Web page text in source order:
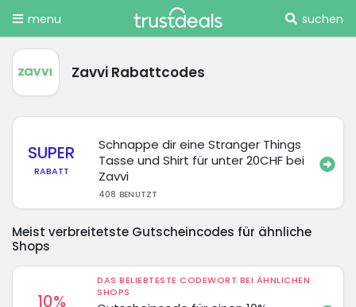
menu suchen
Zavvi Rabattcodes
SUPER
RABATT
Schnappe dir eine Stranger Things
Tasse und Shirt für unter 20CHF bei
Zavvi
408 BENUTZT
Meist verbreitetste Gutscheincodes für ähnliche
Shops
10%
DAS BELIEBTESTE CODEWORT BEI ÄHNLICHEN
SHOPS